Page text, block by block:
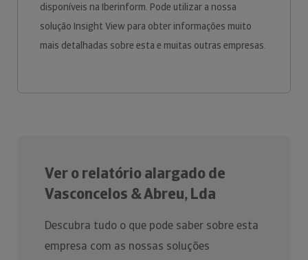
disponíveis na Iberinform. Pode utilizar a nossa
solução Insight View para obter informações muito
mais detalhadas sobre esta e muitas outras empresas.
Ver o relatório alargado de
Vasconcelos & Abreu, Lda
Descubra tudo o que pode saber sobre esta
empresa com as nossas soluções